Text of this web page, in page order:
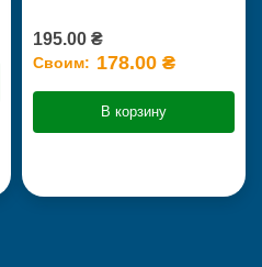
195.00 ₴
Своим: 178.00 ₴
В корзину